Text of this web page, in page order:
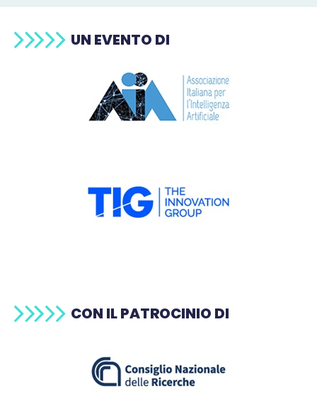
UN EVENTO DI
CON IL PATROCINIO DI